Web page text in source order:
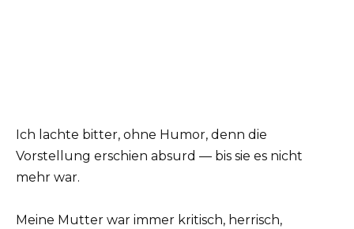
Ich lachte bitter, ohne Humor, denn die
Vorstellung erschien absurd — bis sie es nicht
mehr war.
Meine Mutter war immer kritisch, herrisch,